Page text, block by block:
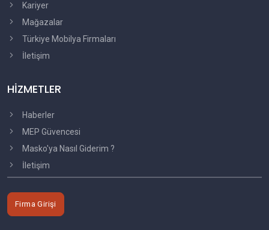
Kariyer
Mağazalar
Türkiye Mobilya Firmaları
İletişim
HİZMETLER
Haberler
MEP Güvencesi
Masko'ya Nasıl Giderim ?
İletişim
Firma Girişi